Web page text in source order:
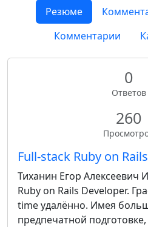
Резюме
Комментарии
0
Ответов
260
Full-stack Ruby on
Тиханин Егор Алексеевич
Ruby on Rails Developer.
time удалённо. Имея
предпечатной